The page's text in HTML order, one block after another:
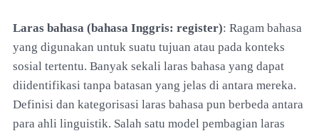
Laras bahasa (bahasa Inggris: register): Ragam bahasa
yang digunakan untuk suatu tujuan atau pada konteks
sosial tertentu. Banyak sekali laras bahasa yang dapat
diidentifikasi tanpa batasan yang jelas di antara mereka.
Definisi dan kategorisasi laras bahasa pun berbeda antara
para ahli linguistik. Salah satu model pembagian laras